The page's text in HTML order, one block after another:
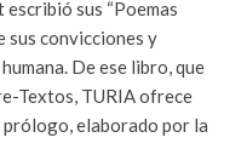
sus “Poemas
sus convicciones y
De ese libro, que
Textos, TURIA ofrece
prólogo, elaborado por la